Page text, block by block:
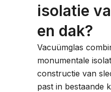
isolatie
en dak?
Vacuümglas
monumentale
constructie van
past in bestaande